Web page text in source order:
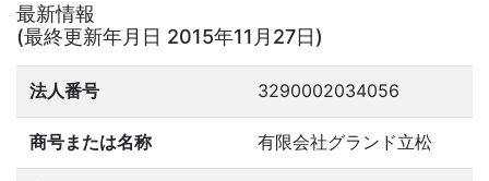
最新情報
(最終更新年月日 2015年11月27日)
法人番号 3290002034056
商号または名称 有限会社グランド立松